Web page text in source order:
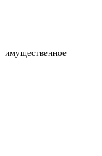
имущественное